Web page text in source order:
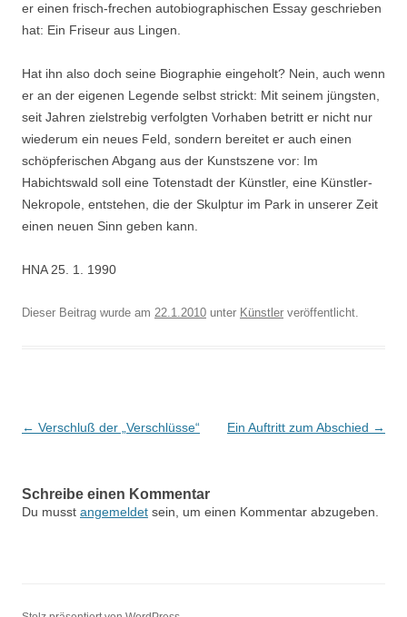
er einen frisch-frechen autobiographischen Essay geschrieben
hat: Ein Friseur aus Lingen.
Hat ihn also doch seine Biographie eingeholt? Nein, auch wenn
er an der eigenen Legende selbst strickt: Mit seinem jüngsten,
seit Jahren zielstrebig verfolgten Vorhaben betritt er nicht nur
wiederum ein neues Feld, sondern bereitet er auch einen
schöpferischen Abgang aus der Kunstszene vor: Im
Habichtswald soll eine Totenstadt der Künstler, eine Künstler-
Nekropole, entstehen, die der Skulptur im Park in unserer Zeit
einen neuen Sinn geben kann.
HNA 25. 1. 1990
Dieser Beitrag wurde am 22.1.2010 unter Künstler veröffentlicht.
Beitragsnavigation
← Verschluß der „Verschlüsse“ Ein Auftritt zum Abschied →
Schreibe einen Kommentar
Du musst angemeldet sein, um einen Kommentar abzugeben.